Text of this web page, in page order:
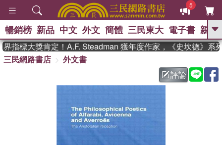
5
GO
父親節 、 如果歷
暑期推薦 、 國際布克
偉大的迷走神經
暢銷榜 新品 中文 外文 簡體 三民東大 電子書 親子
指標大獎肯定！A.F. Steadman 獲年度作家，《史坎德》系列
三民網路書店
外文書
評論